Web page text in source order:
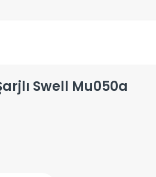
Swell Mu050a